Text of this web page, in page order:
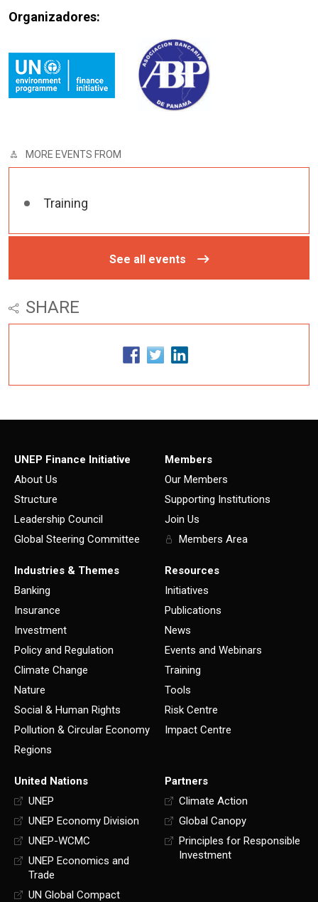
Organizadores:
MORE EVENTS FROM
Training
See all events
SHARE
UNEP Finance Initiative
About Us
Structure
Leadership Council
Global Steering Committee
Members
Our Members
Supporting Institutions
Join Us
Members Area
Industries & Themes
Banking
Insurance
Investment
Policy and Regulation
Climate Change
Nature
Social & Human Rights
Pollution & Circular Economy
Regions
Resources
Initiatives
Publications
News
Events and Webinars
Training
Tools
Risk Centre
Impact Centre
United Nations
UNEP
UNEP Economy Division
UNEP-WCMC
UNEP Economics and
Trade
UN Global Compact
Partners
Climate Action
Global Canopy
Principles for Responsible
Investment